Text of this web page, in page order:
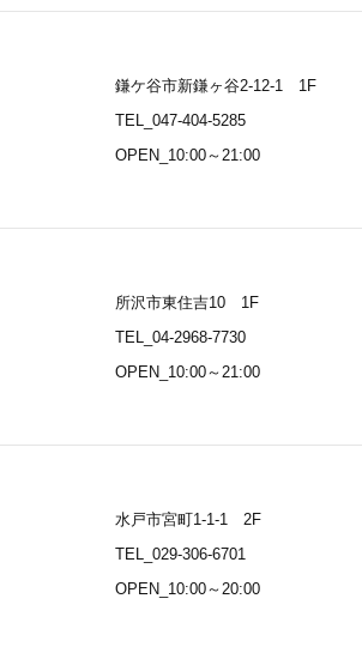
鎌ケ谷市新鎌ヶ谷2-12-1 1F
TEL_047-404-5285
OPEN_10:00～21:00
所沢市東住吉10 1F
TEL_04-2968-7730
OPEN_10:00～21:00
水戸市宮町1-1-1 2F
TEL_029-306-6701
OPEN_10:00～20:00